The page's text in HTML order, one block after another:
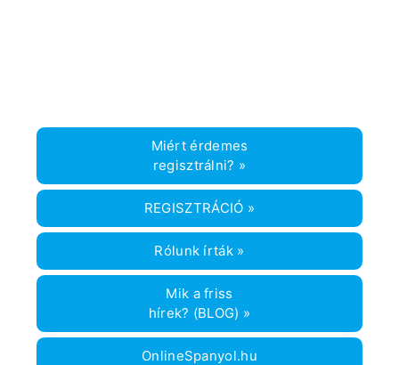
Miért érdemes
regisztrálni? »
REGISZTRÁCIÓ »
Rólunk írták »
Mik a friss
hírek? (BLOG) »
OnlineSpanyol.hu